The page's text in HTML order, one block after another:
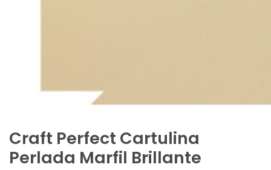
Craft Perfect Cartulina
Perlada Marfil Brillante